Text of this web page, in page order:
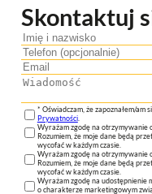
Skontaktuj
* Oświadczam, że zapoznałem/
Prywatności.
Wyrażam zgodę na otrzymywanie
Rozumiem, że moje dane będą
wycofać w każdym czasie.
Wyrażam zgodę na otrzymywanie
Rozumiem, że moje dane będą
wycofać w każdym czasie.
Wyrażam zgodę na udostępnienie
o charakterze marketingowym